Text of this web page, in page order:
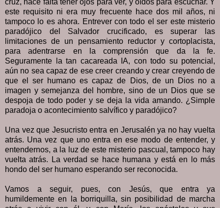
este requisito ni era muy frecuente hace dos mil años, ni
tampoco lo es ahora. Entrever con todo el ser este misterio
paradójico del Salvador crucificado, es superar las
limitaciones de un pensamiento reductor y cortoplacista,
para adentrarse en la comprensión que da la fe.
Seguramente la tan cacareada IA, con todo su potencial,
aún no sea capaz de ese creer creando y crear creyendo de
que el ser humano es capaz de Dios, de un Dios no a
imagen y semejanza del hombre, sino de un Dios que se
despoja de todo poder y se deja la vida amando. ¿Simple
paradoja o acontecimiento salvífico y paradójico?
Una vez que Jesucristo entra en Jerusalén ya no hay vuelta
atrás. Una vez que uno entra en ese modo de entender, y
entendernos, a la luz de este misterio pascual, tampoco hay
vuelta atrás. La verdad se hace humana y está en lo más
hondo del ser humano esperando ser reconocida.
Vamos a seguir, pues, con Jesús, que entra ya
humildemente en la borriquilla, sin posibilidad de marcha